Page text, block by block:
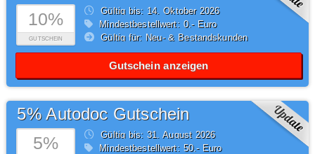
10%
GUTSCHEIN
Gültig bis: 14.Oktober2026
Mindestbestellwert: 0,- Euro
Gültig für: Neu- & Bestandskunden
Gutschein anzeigen
5%
5% Autodoc Gutschein
Gültig bis: 31.August2026
Mindestbestellwert: 50,- Euro